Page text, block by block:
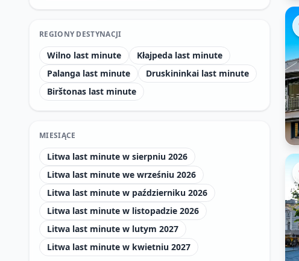
REGIONY DESTYNACJI
Wilno last minute
Kłajpeda last minute
Palanga last minute
Druskininkai last minute
Birštonas last minute
MIESIĄCE
Litwa last minute w sierpniu 2026
Litwa last minute we wrześniu 2026
Litwa last minute w październiku 2026
Litwa last minute w listopadzie 2026
Litwa last minute w lutym 2027
Litwa last minute w kwietniu 2027